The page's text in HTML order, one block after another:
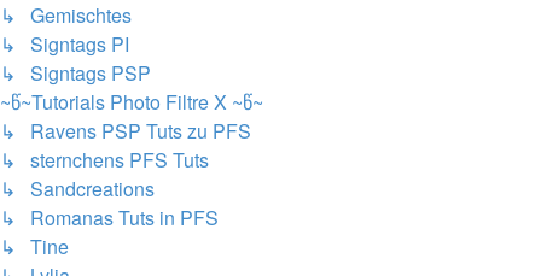
↳ Gemischtes
↳ Signtags PI
↳ Signtags PSP
~წ~Tutorials Photo Filtre X ~წ~
↳ Ravens PSP Tuts zu PFS
↳ sternchens PFS Tuts
↳ Sandcreations
↳ Romanas Tuts in PFS
↳ Tine